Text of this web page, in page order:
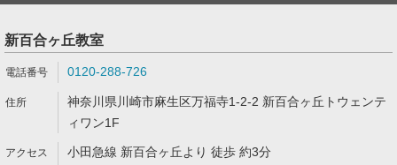
新百合ヶ丘教室
0120-288-726
神奈川県川崎市麻生区万福寺1-2-2 新百合ヶ丘トウェンテ
ィワン1F
小田急線 新百合ヶ丘より 徒歩 約3分